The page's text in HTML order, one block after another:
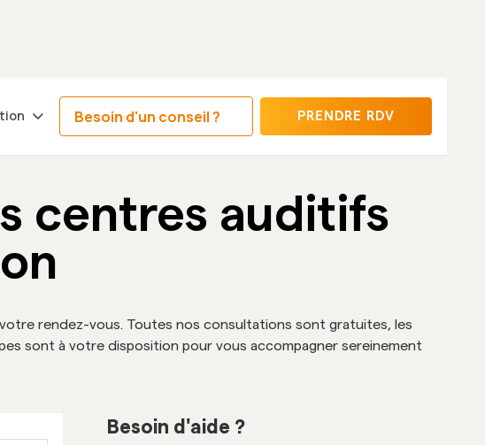
Besoin d'un conseil ? PRENDRE RDV
centres auditifs
rendez-vous. Toutes nos consultations sont gratuites, les
sont à votre disposition pour vous accompagner sereinement
Besoin d'aide ?